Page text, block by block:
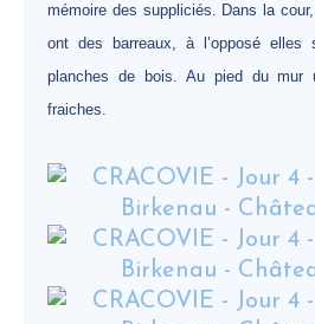
mémoire des suppliciés. Dans la
ont des barreaux, à l’opposé elles
planches de bois. Au pied du mur
fraiches.